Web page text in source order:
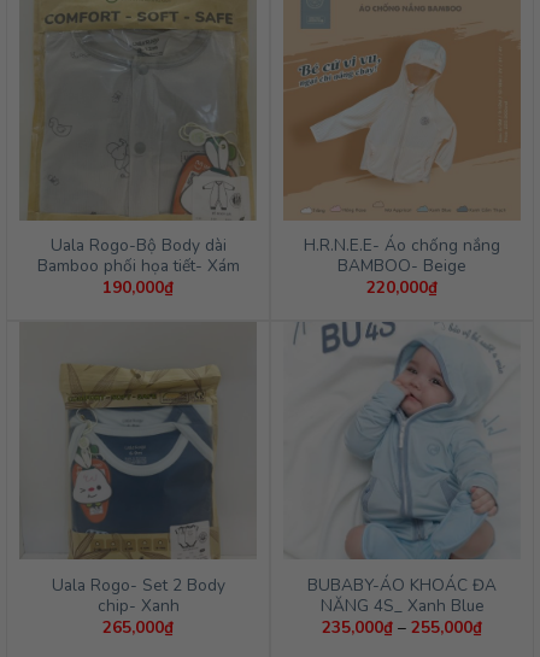
Uala Rogo-Bộ Body dài
Bamboo phối họa tiết- Xám
190,000₫
H.R.N.E.E- Áo chống nắng
BAMBOO- Beige
220,000₫
Uala Rogo- Set 2 Body
chip- Xanh
265,000₫
BUBABY-ÁO KHOÁC ĐA
NĂNG 4S_ Xanh Blue
235,000₫ – 255,000₫Khoảng